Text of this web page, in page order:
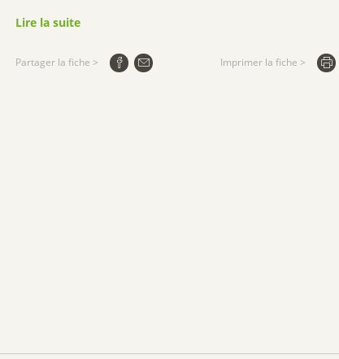
Lire la suite
Partager la fiche > Imprimer la fiche >